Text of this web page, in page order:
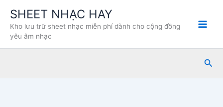
dung
SHEET NHẠC HAY
Kho lưu trữ sheet nhạc miễn phí dành cho cộng đồng
yêu âm nhạc
Tìm